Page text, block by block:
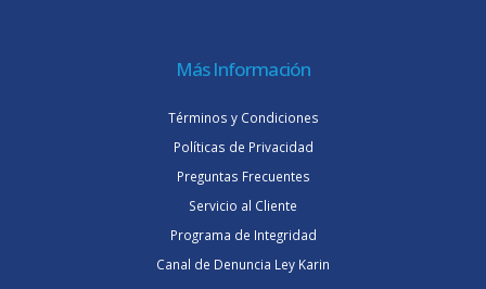
Más Información
Términos y Condiciones
Políticas de Privacidad
Preguntas Frecuentes
Servicio al Cliente
Programa de Integridad
Canal de Denuncia Ley Karin